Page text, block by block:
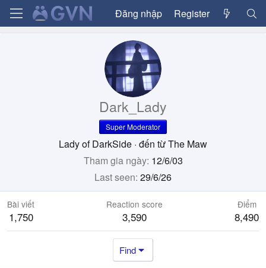
Đăng nhập Register
Dark_Lady
Super Moderator
Lady of DarkSide · đến từThe Maw
Tham gia ngày 12/6/03
Last seen 29/6/26
Bài viết
1,750
Reaction score
3,590
Điểm
8,490
Find